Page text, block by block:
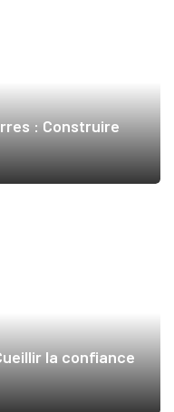
: Construire
la confiance